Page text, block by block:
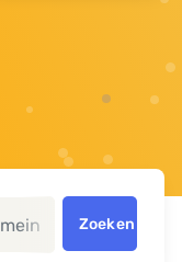
Zoeken